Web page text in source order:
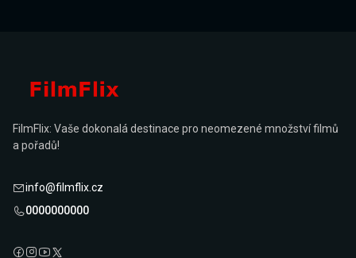
FilmFlix: Vaše dokonalá destinace pro neomezené množství filmů
a pořadů!
info@filmflix.cz
0000000000